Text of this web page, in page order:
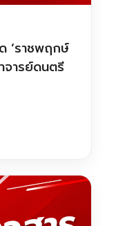
‘ราชพฤกษ์
จารย์ดนตรี